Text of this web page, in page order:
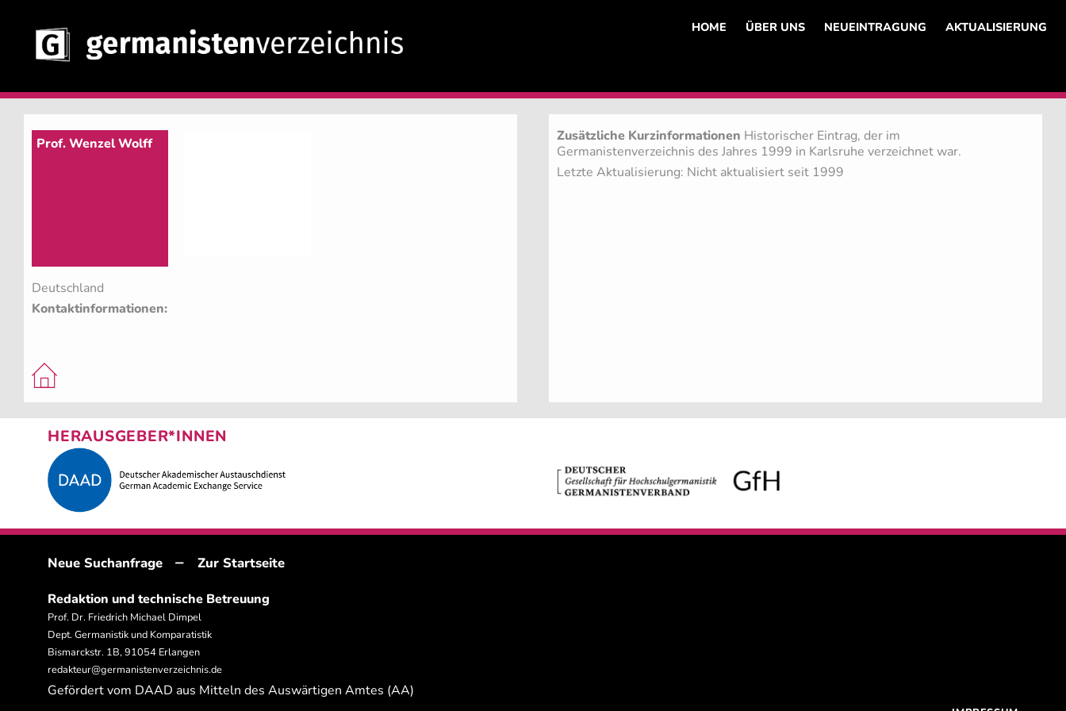
HOME ÜBER UNS NEUEINTRAGUNG AKTUALISIERUNG
Prof. Wenzel Wolff
Deutschland
Kontaktinformationen:
Zusätzliche Kurzinformationen Historischer Eintrag, der im
Germanistenverzeichnis des Jahres 1999 in Karlsruhe verzeichnet war.
Letzte Aktualisierung: Nicht aktualisiert seit 1999
HERAUSGEBER*INNEN
Neue Suchanfrage – Zur Startseite
Redaktion und technische Betreuung
Prof. Dr. Friedrich Michael Dimpel
Dept. Germanistik und Komparatistik
Bismarckstr. 1B, 91054 Erlangen
redakteur@germanistenverzeichnis.de
Gefördert vom DAAD aus Mitteln des Auswärtigen Amtes (AA)